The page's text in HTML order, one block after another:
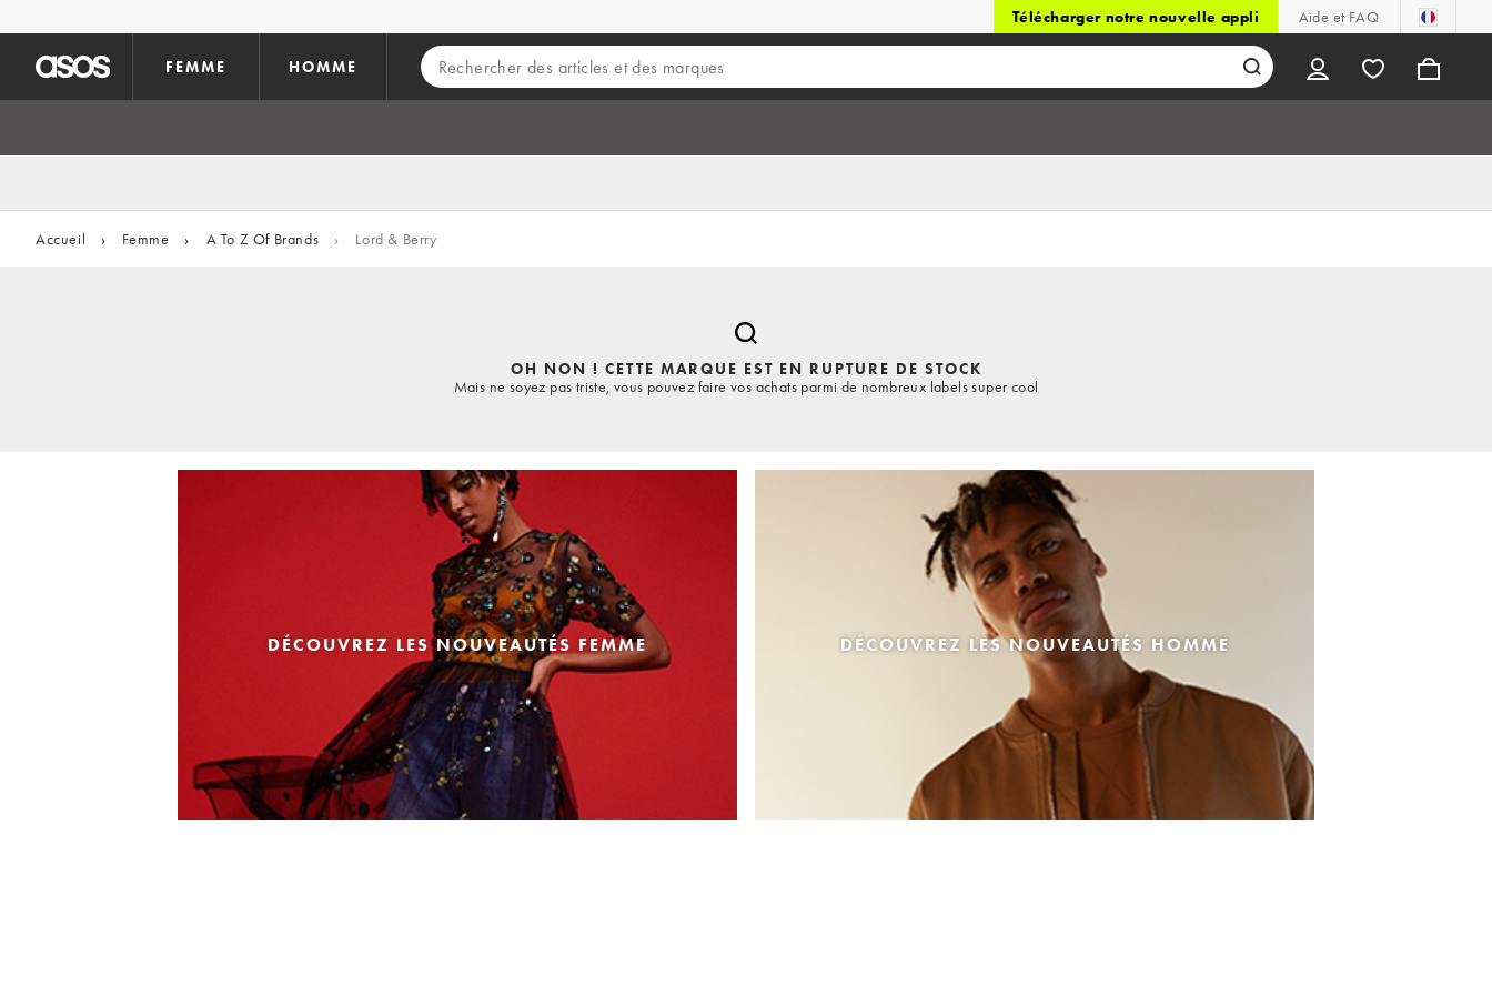
Télécharger notre nouvelle appli Aide et FAQ
FEMME HOMME
Accueil › Femme › A To Z Of Brands › Lord & Berry
OH NON ! CETTE MARQUE EST EN RUPTURE DE STOCK
Mais ne soyez pas triste, vous pouvez faire vos achats parmi de nombreux labels super cool
DÉCOUVREZ LES NOUVEAUTÉS FEMME DÉCOUVREZ LES NOUVEAUTÉS HOMME